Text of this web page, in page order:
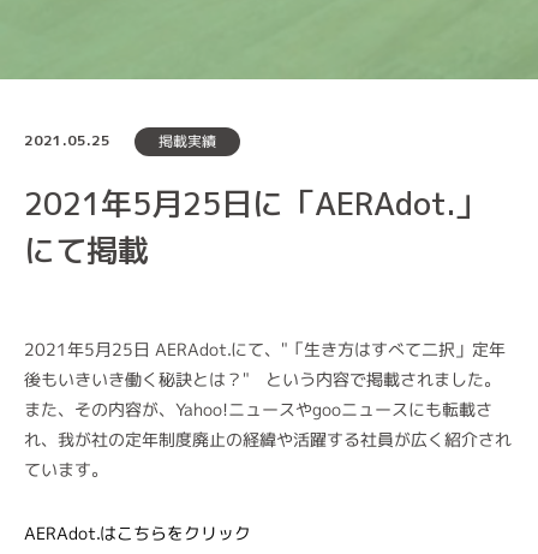
2021.05.25 掲載実績
2021年5月25日に「AERAdot.」
にて掲載
2021年5月25日 AERAdot.にて、"「生き方はすべて二択」定年
後もいきいき働く秘訣とは？" という内容で掲載されました。
また、その内容が、Yahoo!ニュースやgooニュースにも転載さ
れ、我が社の定年制度廃止の経緯や活躍する社員が広く紹介され
ています。
AERAdot.はこちらをクリック